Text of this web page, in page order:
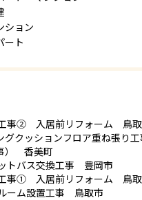
ション
ート
事② 入居前リフォーム 鳥
グクッションフロア重ね張り
） 香美町
トバス交換工事 豊岡市
事① 入居前リフォーム 鳥
ーム設置工事 鳥取市